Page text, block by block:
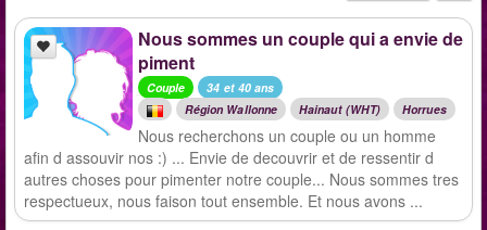
Nous sommes un couple qui a envie de
piment
Couple
34 et 40 ans
Région Wallonne
Hainaut (WHT) Horrues
Nous recherchons un couple ou un homme
afin d assouvir nos :) ... Envie de decouvrir et de ressentir d
autres choses pour pimenter notre couple... Nous sommes tres
respectueux, nous faison tout ensemble. Et nous avons ...